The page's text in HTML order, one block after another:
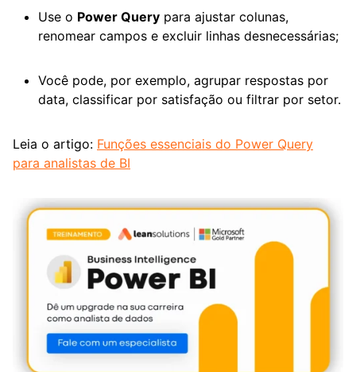
Use o Power Query para ajustar colunas,
renomear campos e excluir linhas desnecessárias;
Você pode, por exemplo, agrupar respostas por
data, classificar por satisfação ou filtrar por setor.
Leia o artigo: Funções essenciais do Power Query
para analistas de BI